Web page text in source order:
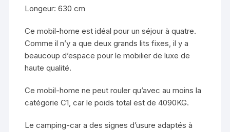
Longeur: 630 cm
Ce mobil-home est idéal pour un séjour à quatre.
Comme il n’y a que deux grands lits fixes, il y a
beaucoup d’espace pour le mobilier de luxe de
haute qualité.
Ce mobil-home ne peut rouler qu’avec au moins la
catégorie C1, car le poids total est de 4090KG.
Le camping-car a des signes d’usure adaptés à